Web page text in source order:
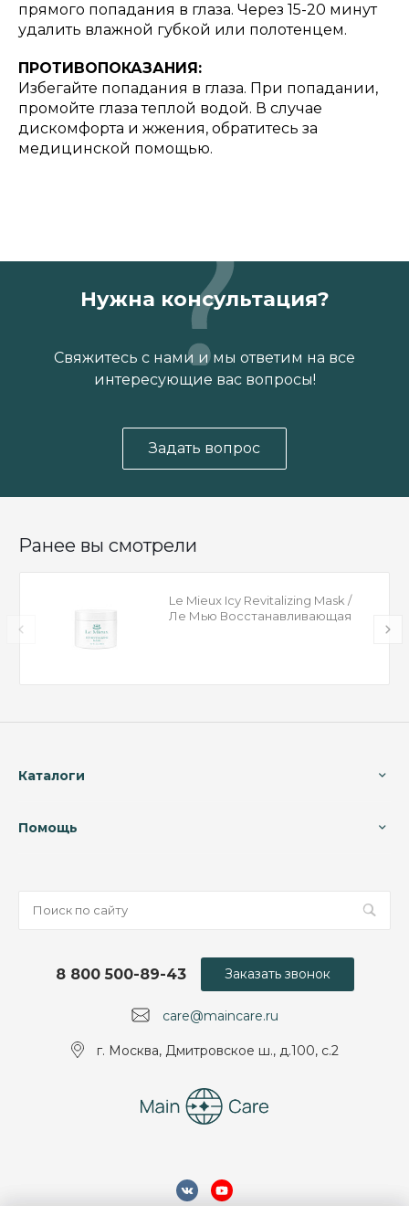
прямого попадания в глаза. Через 15-20 минут
удалить влажной губкой или полотенцем.
ПРОТИВОПОКАЗАНИЯ:
Избегайте попадания в глаза. При попадании,
промойте глаза теплой водой. В случае
дискомфорта и жжения, обратитесь за
медицинской помощью.
Нужна консультация?
Свяжитесь с нами и мы ответим на все
интересующие вас вопросы!
Задать вопрос
Ранее вы смотрели
Le Mieux Icy Revitalizing Mask /
Ле Мью Восстанавливающая
Каталоги
Помощь
care@maincare.ru
8 800 500-89-43
г. Москва, Дмитровское ш., д.100, с.2
Заказать звонок